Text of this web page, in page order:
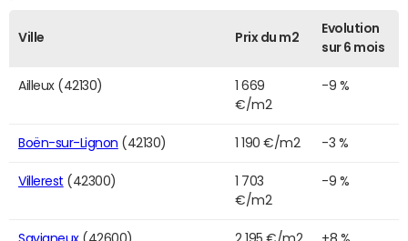
Ville Prix du m2
Evolution
sur 6 mois
Ailleux (42130)
1 669
€/m2
-9 %
Boën-sur-Lignon (42130) 1 190 €/m2 -3 %
Villerest (42300)
1 703
€/m2
-9 %